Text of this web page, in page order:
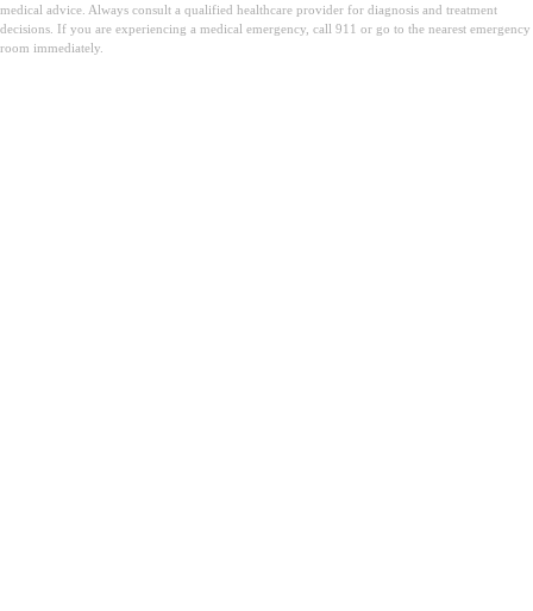
medical advice. Always consult a qualified healthcare provider for diagnosis and treatment
decisions. If you are experiencing a medical emergency, call 911 or go to the nearest emergency
room immediately.